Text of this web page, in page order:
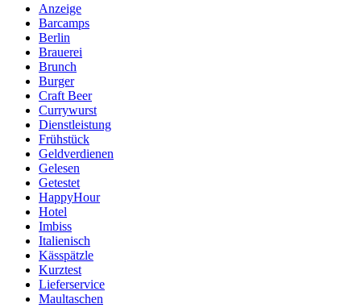
Anzeige
Barcamps
Berlin
Brauerei
Brunch
Burger
Craft Beer
Currywurst
Dienstleistung
Frühstück
Geldverdienen
Gelesen
Getestet
HappyHour
Hotel
Imbiss
Italienisch
Kässpätzle
Kurztest
Lieferservice
Maultaschen